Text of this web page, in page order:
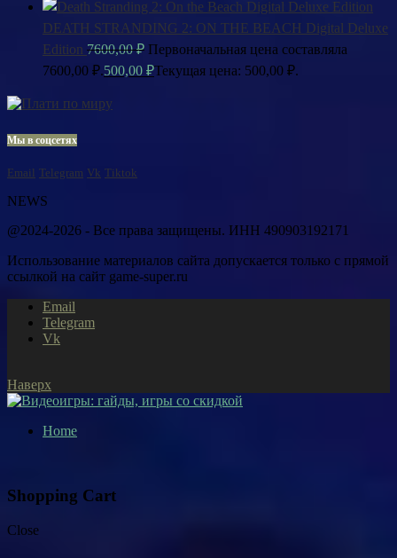
DEATH STRANDING 2: ON THE BEACH Digital Deluxe
Edition 7600,00₽ Первоначальная цена составляла
7600,00 ₽.500,00 ₽Текущая цена: 500,00 ₽.
Мы в соцсетях
Email Telegram Vk Tiktok
NEWS
@2024-2026 - Все права защищены. ИНН 490903192171
Использование материалов сайта допускается только с прямой
ссылкой на сайт game-super.ru
Email
Telegram
Vk
Наверх
Home
Shopping Cart
Close